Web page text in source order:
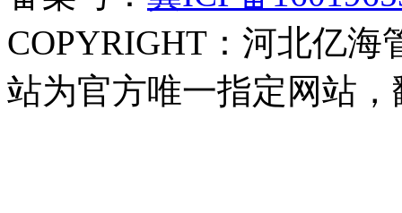
COPYRIGHT：河北亿海
站为官方唯一指定网站